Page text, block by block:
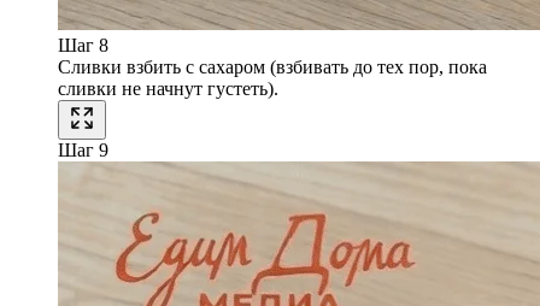
Шаг 8
Сливки взбить с сахаром (взбивать до тех пор, пока
сливки не начнут густеть).
Шаг 9